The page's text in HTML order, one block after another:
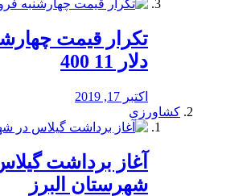
تکرار قیمت
دلار 11 400
اکتبر 17, 2019
کشاورزی
آغاز برداشت
شهرستان البرز